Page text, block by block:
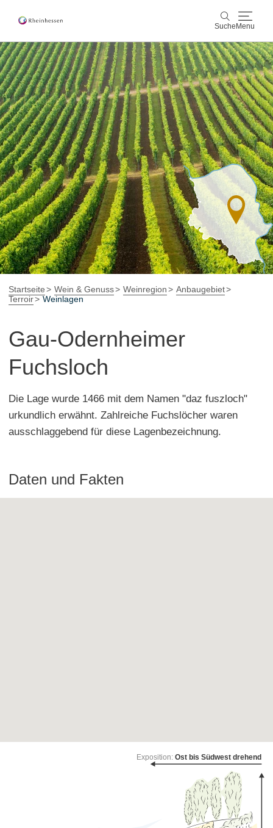
Suche Menu
Suche
Wein & Genuss
Aktiv & Natur
Kultur & Städte
Veranstaltungen
Buchung & Service
ShopRheinhessen-Blog Karte
Startseite Wein & Genuss Weinregion
Anbaugebiet
Terroir
Weinlagen
Gau-Odernheimer
Fuchsloch
Die Lage wurde 1466 mit dem Namen "daz fuszloch"
urkundlich erwähnt. Zahlreiche Fuchslöcher waren
ausschlaggebend für diese Lagenbezeichnung.
Daten und Fakten
Exposition: Ost bis Südwest drehend